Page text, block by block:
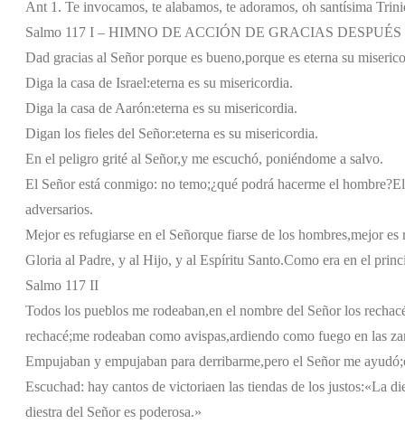
Ant 1. Te invocamos, te alabamos, te adoramos, oh santísima
Salmo 117 I – HIMNO DE ACCIÓN DE GRACIAS
Dad gracias al Señor porque es bueno,porque es eterna su
Diga la casa de Israel:eterna es su misericordia.
Diga la casa de Aarón:eterna es su misericordia.
Digan los fieles del Señor:eterna es su misericordia.
En el peligro grité al Señor,y me escuchó, poniéndome a salvo.
El Señor está conmigo: no temo;¿qué podrá hacerme el hombre?
adversarios.
Mejor es refugiarse en el Señorque fiarse de los hombres,mejor es
Gloria al Padre, y al Hijo, y al Espíritu Santo.Como era en el
Salmo 117 II
Todos los pueblos me rodeaban,en el nombre del Señor los
rechacé;me rodeaban como avispas,ardiendo como fuego en las
Empujaban y empujaban para derribarme,pero el Señor me ayudó;
Escuchad: hay cantos de victoriaen las tiendas de los justos:«La
diestra del Señor es poderosa.»